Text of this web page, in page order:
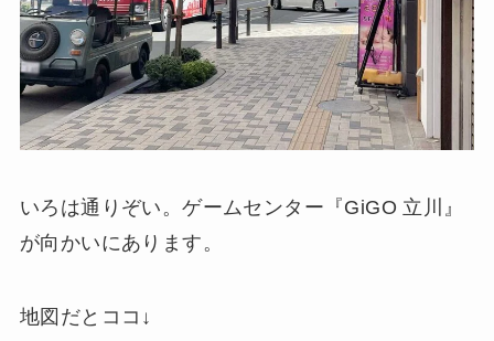
いろは通りぞい。ゲームセンター『GiGO 立川』
が向かいにあります。
地図だとココ↓